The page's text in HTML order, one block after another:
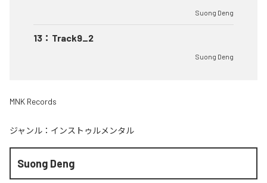
Suong Deng
13 ： Track9_2
Suong Deng
MNK Records
ジャンル： インストゥルメンタル
Suong Deng